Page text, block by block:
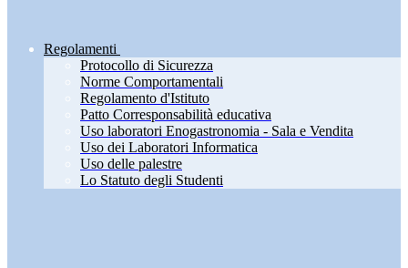
Regolamenti
Protocollo di Sicurezza
Norme Comportamentali
Regolamento d'Istituto
Patto Corresponsabilità educativa
Uso laboratori Enogastronomia - Sala e Vendita
Uso dei Laboratori Informatica
Uso delle palestre
Lo Statuto degli Studenti